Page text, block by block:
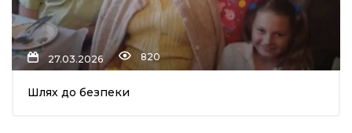
27.03.2026 820
Шлях до безпеки